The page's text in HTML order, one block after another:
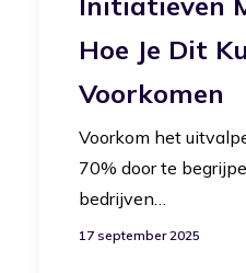
Hoe Je Dit
Voorkomen
Voorkom het
70% door te
bedrijven…
17 september 2025